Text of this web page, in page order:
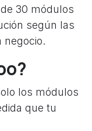
30 módulos
según las
negocio.
los módulos
que tu